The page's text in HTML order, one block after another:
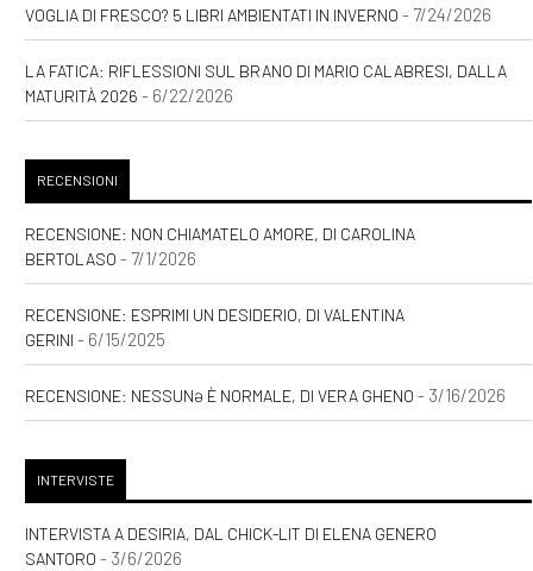
VOGLIA DI FRESCO? 5 LIBRI AMBIENTATI IN INVERNO - 7/24/2026
LA FATICA: RIFLESSIONI SUL BRANO DI MARIO CALABRESI, DALLA
MATURITÀ 2026 - 6/22/2026
RECENSIONI
RECENSIONE: NON CHIAMATELO AMORE, DI CAROLINA
BERTOLASO - 7/1/2026
RECENSIONE: ESPRIMI UN DESIDERIO, DI VALENTINA
GERINI - 6/15/2025
RECENSIONE: NESSUNƏ È NORMALE, DI VERA GHENO - 3/16/2026
INTERVISTE
INTERVISTA A DESIRIA, DAL CHICK-LIT DI ELENA GENERO
SANTORO - 3/6/2026